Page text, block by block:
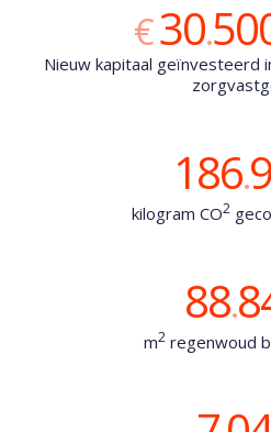
€30.
Nieuw kapitaal geïnvesteerd
186.
kilogram CO2
88.
m2 regenwoud